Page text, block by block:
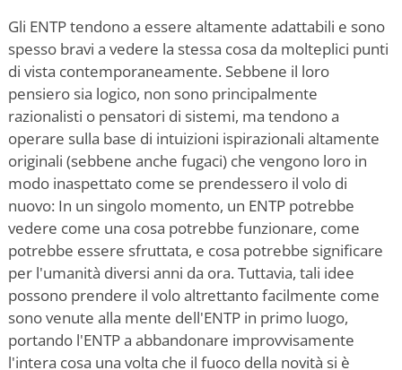
Gli ENTP tendono a essere altamente adattabili e sono
spesso bravi a vedere la stessa cosa da molteplici punti
di vista contemporaneamente. Sebbene il loro
pensiero sia logico, non sono principalmente
razionalisti o pensatori di sistemi, ma tendono a
operare sulla base di intuizioni ispirazionali altamente
originali (sebbene anche fugaci) che vengono loro in
modo inaspettato come se prendessero il volo di
nuovo: In un singolo momento, un ENTP potrebbe
vedere come una cosa potrebbe funzionare, come
potrebbe essere sfruttata, e cosa potrebbe significare
per l'umanità diversi anni da ora. Tuttavia, tali idee
possono prendere il volo altrettanto facilmente come
sono venute alla mente dell'ENTP in primo luogo,
portando l'ENTP a abbandonare improvvisamente
l'intera cosa una volta che il fuoco della novità si è